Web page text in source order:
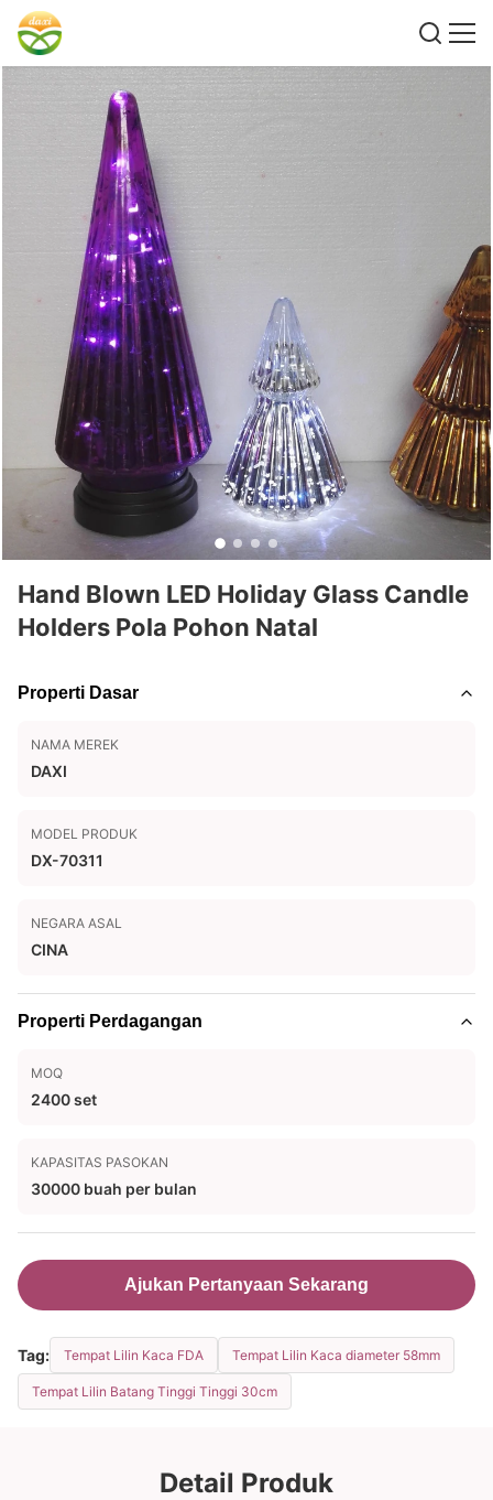
Hand Blown LED Holiday Glass Candle
Holders Pola Pohon Natal
Properti Dasar
NAMA MEREK
DAXI
MODEL PRODUK
DX-70311
NEGARA ASAL
CINA
Properti Perdagangan
MOQ
2400 set
KAPASITAS PASOKAN
30000 buah per bulan
Ajukan Pertanyaan Sekarang
Tag: Tempat Lilin Kaca FDA Tempat Lilin Kaca diameter 58mm
Tempat Lilin Batang Tinggi Tinggi 30cm
Detail Produk